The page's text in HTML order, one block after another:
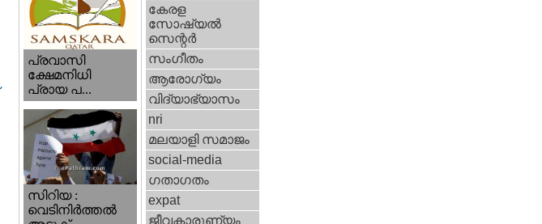
പ്രവാസി
ക്ഷേമനിധി
പ്രായ പ...
സിറിയ :
വെടിനിർത്തൽ
കേരള
സോഷ്യല്‍
സെന്റര്‍
സംഗീതം
ആരോഗ്യം
വിദ്യാഭ്യാസം
nri
മലയാളി സമാജം
social-media
ഗതാഗതം
expat
ജീവകാരുണ്യം